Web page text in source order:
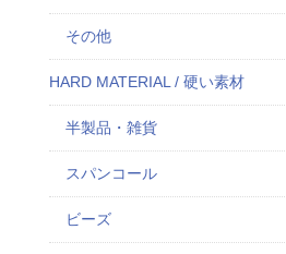
その他
HARD MATERIAL / 硬い素材
半製品・雑貨
スパンコール
ビーズ